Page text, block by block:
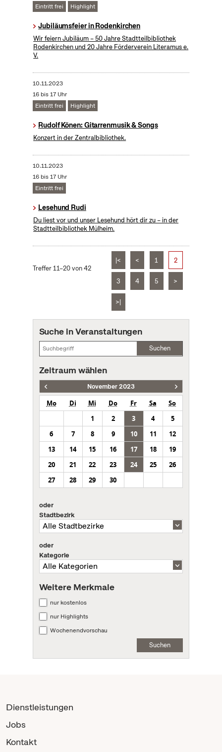
Eintritt frei
Highlight
Jubiläumsfeier in Rodenkirchen
Wir feiern Jubiläum – 50 Jahre Stadtteilbibliothek
Rodenkirchen und 20 Jahre Förderverein Literamus e.
V.
10.11.2023
16 bis 17 Uhr
Eintritt frei
Highlight
Rudolf Könen: Gitarrenmusik & Songs
Konzert in der Zentralbibliothek.
10.11.2023
16 bis 17 Uhr
Eintritt frei
Lesehund Rudi
Du liest vor und unser Lesehund hört dir zu – in der
Stadtteilbibliothek Mülheim.
Treffer 11–20 von 42
|< < 1 2
3 4 5 >
>|
Suche in Veranstaltungen
Suchen
Zeitraum wählen
November 2023
Mo Di Mi Do Fr Sa
So
1
2 3 4
5
6
7 8 9 10 11
12
13
14 15 16 17 18
19
20
21 22 23 24 25
26
27
28 29 30
oder
Stadtbezirk
oder
Kategorie
Weitere Merkmale
nur kostenlos
nur Highlights
Wochenendvorschau
Suchen
Dienstleistungen
Jobs
Kontakt